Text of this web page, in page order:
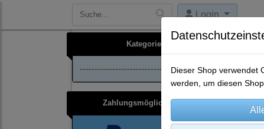
Login
Kategorien
--------------------------------
Zahlungsmöglichkeiten
Dieser Shop verwendet
werden, um diesen